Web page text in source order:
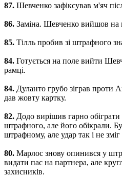
87. Шевченко зафіксував м'яч
86. Заміна. Шевченко вийшов на
85. Тілль пробив зі штрафного
84. Готується на поле вийти
рамці.
84. Дуланто грубо зіграв проти
дав жовту картку.
82. Додо вирішив гарно обіграти
штрафного, але його обікрали.
штрафному, але удар так і не
80. Марлос знову опинився у
видати пас на партнера, але
захисників.